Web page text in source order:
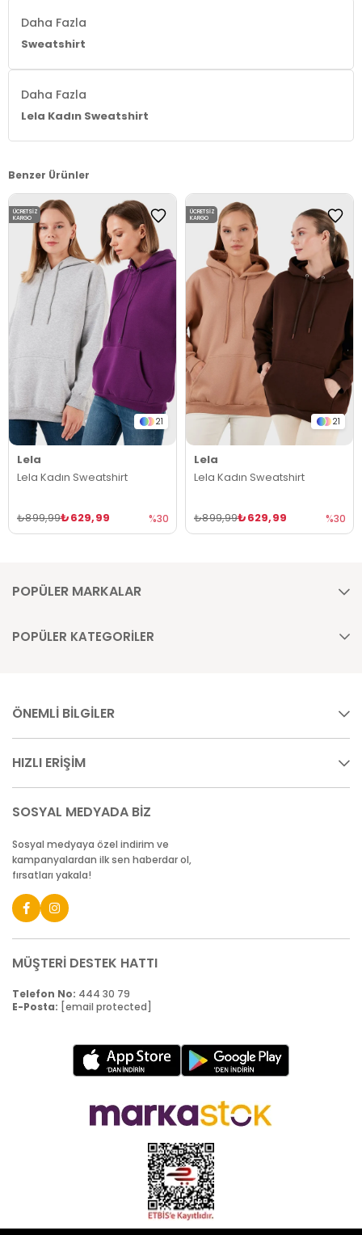
Daha Fazla
Sweatshirt
Daha Fazla
Lela Kadın Sweatshirt
Benzer Ürünler
21
Lela
Lela Kadın Sweatshirt
₺629,99
₺899,99 %30
ÜCRETSIZ
KARGO
21
Lela
Lela Kadın Sweatshirt
₺629,99
₺899,99 %30
ÜCRETSIZ
KARGO
POPÜLER MARKALAR
POPÜLER KATEGORİLER
ÖNEMLİ BİLGİLER
HIZLI ERİŞİM
SOSYAL MEDYADA BİZ
Sosyal medyaya özel indirim ve
kampanyalardan ilk sen haberdar ol,
fırsatları yakala!
MÜŞTERİ DESTEK HATTI
Telefon No: 444 30 79
E-Posta: [email protected]